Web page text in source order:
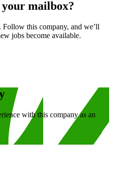
mailbox?
this company, and we’ll
jobs become available.
with this company as an